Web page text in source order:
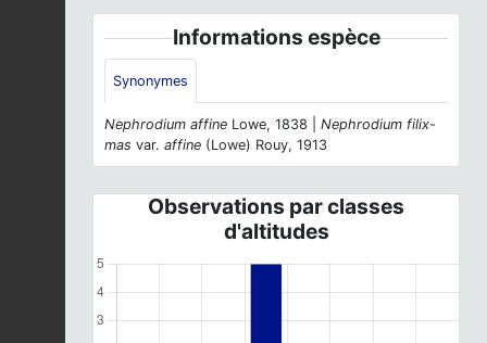
Informations espèce
Synonymes
Nephrodium affine Lowe, 1838 | Nephrodium filix-
mas var. affine (Lowe) Rouy, 1913
Observations par classes
d'altitudes